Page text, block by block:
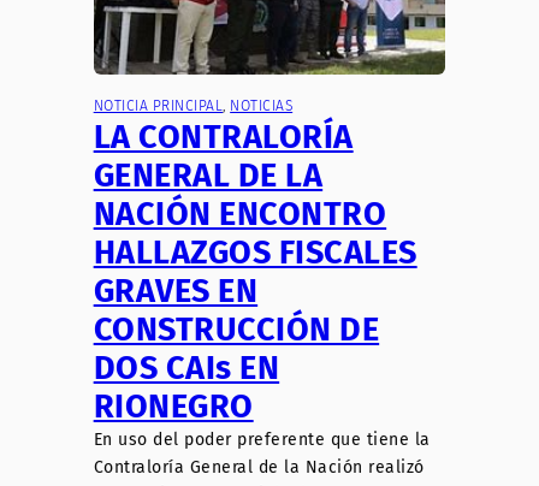
NOTICIA PRINCIPAL, NOTICIAS
LA CONTRALORÍA
GENERAL DE LA
NACIÓN ENCONTRO
HALLAZGOS FISCALES
GRAVES EN
CONSTRUCCIÓN DE
DOS CAIs EN
RIONEGRO
En uso del poder preferente que tiene la
Contraloría General de la Nación realizó